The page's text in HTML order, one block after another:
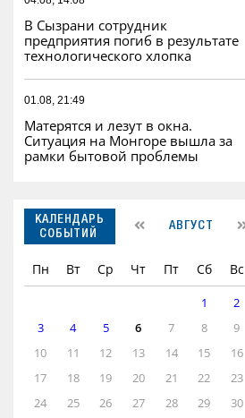
В Сызрани сотрудник
предприятия погиб в результате
технологического хлопка
01.08, 21:49
Матерятся и лезут в окна.
Ситуация на Монгоре вышла за
рамки бытовой проблемы
КАЛЕНДАРЬ
СОБЫТИЙ
АВГУСТ
Пн Вт Ср Чт Пт Сб Вс
1
2
3
4 5 6 7 8
9
10
11 12 13 14 15
16
17
18 19 20 21 22
23
24
25 26 27 28 29 30